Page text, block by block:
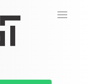
Toggle